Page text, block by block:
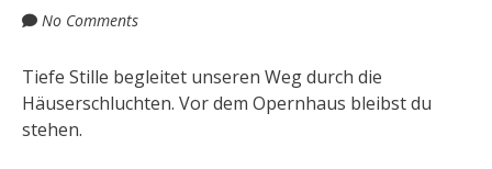
No Comments
Tiefe Stille begleitet unseren Weg durch die
Häuserschluchten. Vor dem Opernhaus bleibst du
stehen.